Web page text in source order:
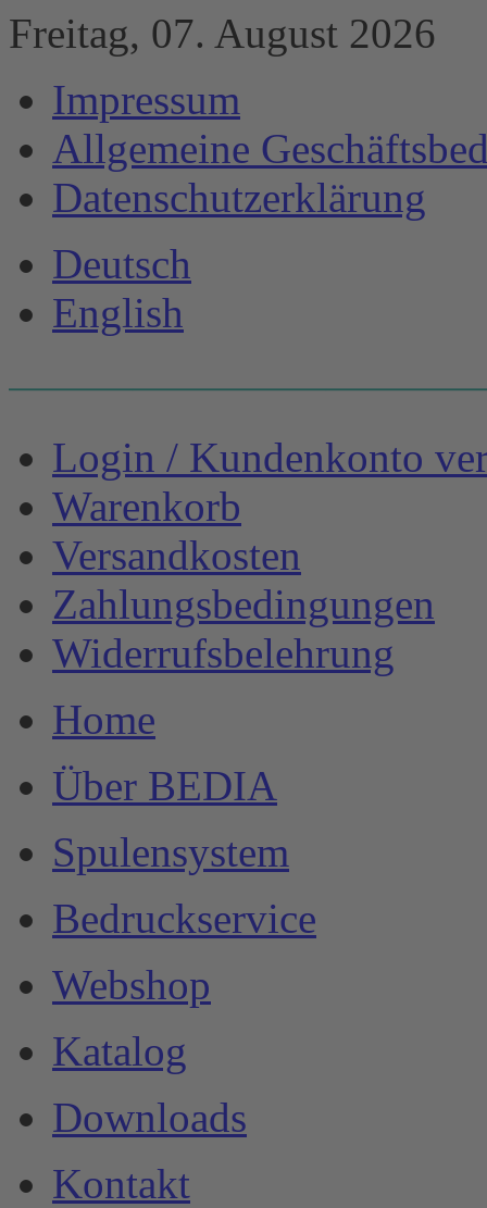
Freitag, 07. August 2026
Impressum
Allgemeine
Datenschutzerklärung
Deutsch
English
Login / Kundenkonto
Warenkorb
Versandkosten
Zahlungsbedingungen
Widerrufsbelehrung
Home
Über BEDIA
Spulensystem
Bedruckservice
Webshop
Katalog
Downloads
Kontakt